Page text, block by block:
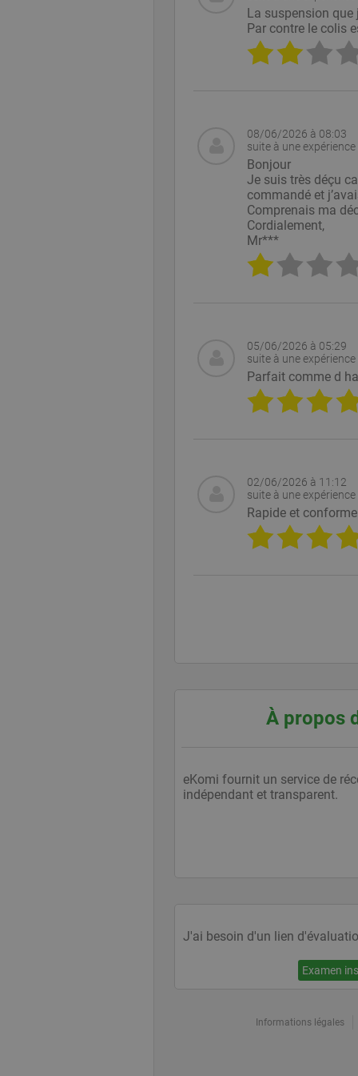
La suspension que
Par contre le colis
08/06/2026 à 08:03
suite à une expérience
Bonjour
Je suis très déçu
commandé et
Comprenais ma
Cordialement,
Mr***
05/06/2026 à 05:29
suite à une expérience
Parfait comme d
02/06/2026 à 11:12
suite à une expérience
Rapide et conforme
À propos
eKomi fournit un service de
indépendant et transparent.
J'ai besoin d'un lien
Examen
Informations légales
la gestion des
Nom
PHPSESSID
Nom
_gat
__utma
__utmc
__utmt
loc
Oracle
ads/ga-
Nom
Domaine
p.gif
Nom
__atuvc
intercom-id-
intercom-session-